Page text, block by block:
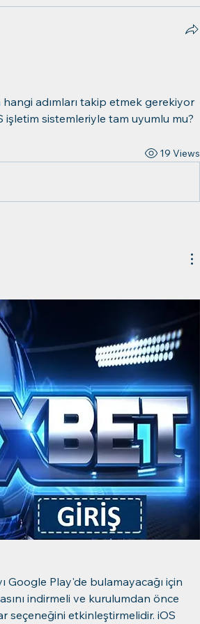
sistemleriyle tam uyumlu mu?
19 Views
Google Play'de bulamayacağı için
indirmeli ve kurulumdan önce
seçeneğini etkinleştirmelidir. iOS